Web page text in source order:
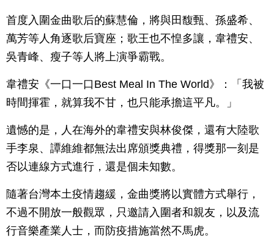
首度入圍金曲歌后的蘇慧倫，將與田馥甄、孫盛希、
萬芳等人角逐歌后寶座；歌王也不惶多讓，韋禮安、
吳青峰、瘦子等人將上演爭霸戰。
韋禮安《一口一口Best Meal In The World》：「我被
時間揮霍，就算我不甘，也只能承擔這平凡。」
遺憾的是，人在海外的韋禮安與林俊傑，還有大陸歌
手李泉、譚維維都無法出席頒獎典禮，得獎那一刻是
否以連線方式進行，還是個未知數。
隨著台灣本土疫情趨緩，金曲獎將以實體方式舉行，
不過不開放一般觀眾，只邀請入圍者和親友，以及流
行音樂產業人士，而防疫措施當然不馬虎。